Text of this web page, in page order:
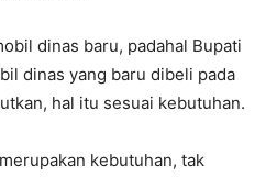
dinas baru, padahal Bupati
dinas yang baru dibeli pada
hal itu sesuai kebutuhan.
kebutuhan, tak